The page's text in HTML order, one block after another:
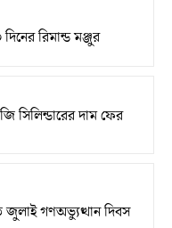
রিমান্ড মঞ্জুর
সিলিন্ডারের দাম ফের
জুলাই গণঅভ্যুত্থান দিবস